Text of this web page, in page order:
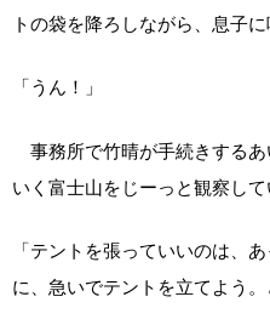
トの袋を降ろしながら、息子に
「うん！」
事務所で竹晴が手続きする
いく富士山をじーっと観察して
「テントを張っていいのは、
に、急いでテントを立てよう